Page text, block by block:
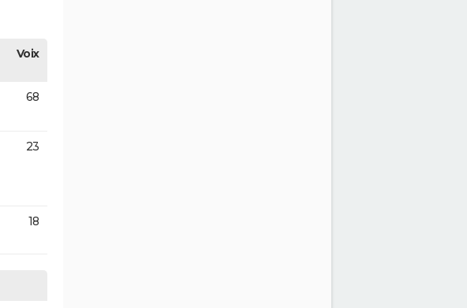
Voix
68
23
18